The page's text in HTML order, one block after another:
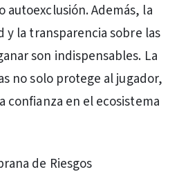
autoexclusión. Además, la
y la transparencia sobre las
son indispensables. La
no solo protege al jugador,
confianza en el ecosistema
de Riesgos